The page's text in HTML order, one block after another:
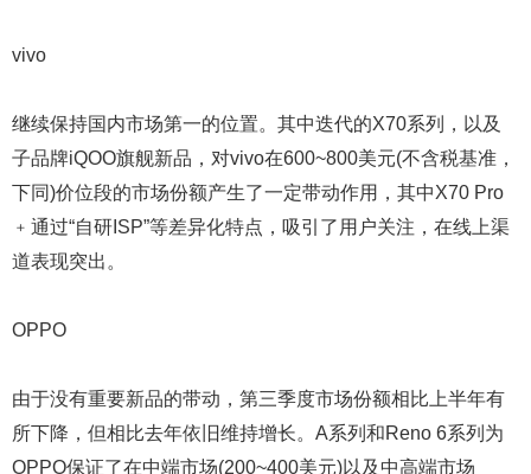
vivo
继续保持国内市场第一的位置。其中迭代的X70系列，以及
子品牌iQOO旗舰新品，对vivo在600~800美元(不含税基准，
下同)价位段的市场份额产生了一定带动作用，其中X70 Pro
﹢通过“自研ISP”等差异化特点，吸引了用户关注，在线上渠
道表现突出。
OPPO
由于没有重要新品的带动，第三季度市场份额相比上半年有
所下降，但相比去年依旧维持增长。A系列和Reno 6系列为
OPPO保证了在中端市场(200~400美元)以及中高端市场